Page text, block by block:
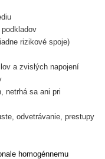
rizikové spoje)
a zvislých napojení
netrhá sa ani pri
odvetrávanie, prestupy
homogénnemu